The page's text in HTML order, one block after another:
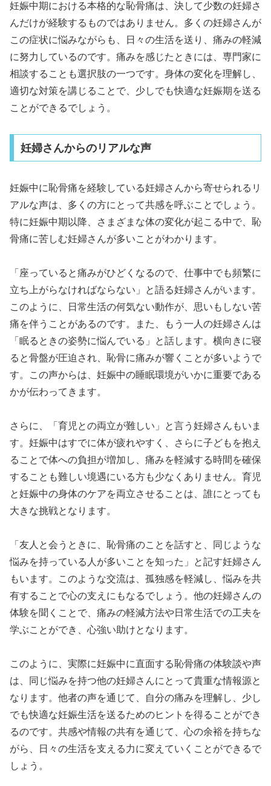
妊娠中期における本格的な恥骨痛は、決して少数の妊婦さ
んだけが経験するものではありません。多くの妊婦さんが
この症状に悩みながらも、日々の生活を送り、痛みの軽減
に努力しているのです。痛みを感じたときには、専門家に
相談することも選択肢の一つです。身体の変化を理解し、
適切な対策を講じることで、少しでも快適な妊娠期を送る
ことができるでしょう。
妊婦さんからのリアルな声
妊娠中に恥骨痛を経験している妊婦さんから寄せられるリ
アルな声は、多くの方にとって共感を呼ぶことでしょう。
特に妊娠中期以降、さまざまな体の変化が起こる中で、恥
骨痛に苦しむ妊婦さんが多いことがわかります。
「座っていると痛みがひどくなるので、仕事中でも頻繁に
立ち上がらなければならない」と語る妊婦さんがいます。
このように、日常生活の何気ない動作が、思いもしない苦
痛を伴うことがあるのです。また、もう一人の妊婦さんは
「眠るときの姿勢に悩んでいる」と話します。横向きに寝
ると骨盤が圧迫され、恥骨に痛みが響くことが多いようで
す。この声からは、妊娠中の睡眠環境がいかに重要である
かが伝わってきます。
さらに、「育児との両立が難しい」と言う妊婦さんもいま
す。妊娠中はすでに体が疲れやすく、さらに子どもを抱え
ることで体への負担が増加し、痛みを軽減する時間を確保
することも難しい境遇にいる方も少なくありません。育児
と妊娠中の身体のケアを両立させることは、誰にとっても
大きな挑戦となります。
「友人と会うときに、恥骨痛のことを話すと、同じような
悩みを持っている人が多いことを知った」と記す妊婦さん
もいます。このような交流は、孤独感を軽減し、悩みを共
有することで心の支えにもなるでしょう。他の妊婦さんの
体験を聞くことで、痛みの軽減方法や日常生活での工夫を
学ぶことができ、心強い助けとなります。
このように、実際に妊娠中に直面する恥骨痛の体験談や声
は、同じ悩みを持つ他の妊婦さんにとって貴重な情報源と
なります。他者の声を通じて、自分の痛みを理解し、少し
でも快適な妊娠生活を送るためのヒントを得ることができ
るのです。共感や情報の共有を通じて、心の余裕を持ちな
がら、日々の生活を支える力に変えていくことができるで
しょう。